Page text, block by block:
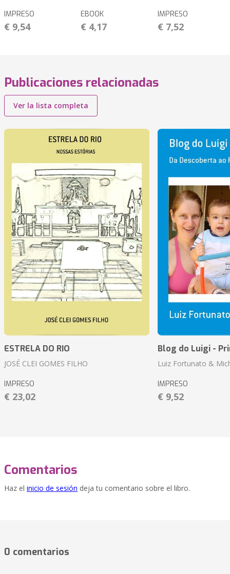
IMPRESO
€ 9,54
EBOOK
€ 4,17
IMPRESO
€ 7,52
Publicaciones relacionadas
Ver la lista completa
ESTRELA DO RIO
JOSÉ CLEI GOMES FILHO
IMPRESO
€ 23,02
Blog do Luigi -
Luiz Fortunato &
IMPRESO
€ 9,52
Comentarios
Haz el inicio de sesión deja tu comentario sobre el libro.
0 comentarios